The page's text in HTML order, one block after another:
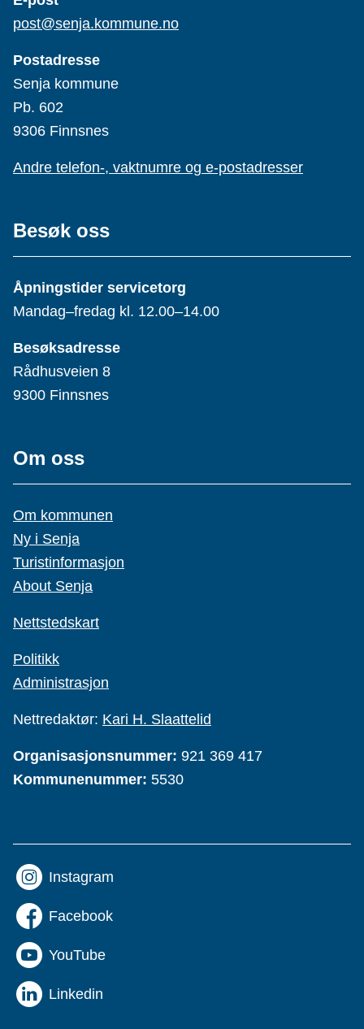
post@senja.kommune.no
Postadresse
Senja kommune
Pb. 602
9306 Finnsnes
Andre telefon-, vaktnumre og e-postadresser
Besøk oss
Åpningstider servicetorg
Mandag–fredag kl. 12.00–14.00
Besøksadresse
Rådhusveien 8
9300 Finnsnes
Om oss
Om kommunen
Ny i Senja
Turistinformasjon
About Senja
Nettstedskart
Politikk
Administrasjon
Nettredaktør: Kari H. Slaattelid
Organisasjonsnummer: 921 369 417
Kommunenummer: 5530
Instagram
Facebook
YouTube
Linkedin